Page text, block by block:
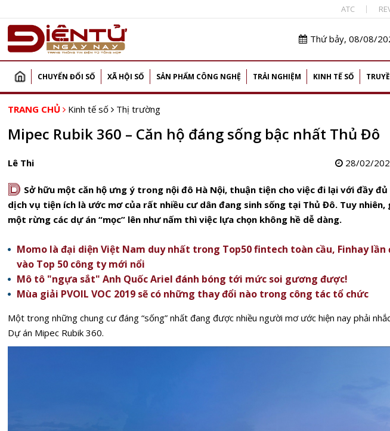
ATC
Thứ bảy, 08/08/
CHUYỂN ĐỔI SỐ XÃ HỘI SỐ SẢN PHẨM CÔNG NGHỆ TRẢI NGHIỆM KINH TẾ SỐ
TRANG CHỦ Kinh tế số Thị trường
Mipec Rubik 360 – Căn hộ đáng sống bậc nhất Thủ Đô
Lê Thi 28/02/
D Sở hữu một căn hộ ưng ý trong nội đô Hà Nội, thuận tiện cho việc đi lại với đầy đủ
dịch vụ tiện ích là ước mơ của rất nhiều cư dân đang sinh sống tại Thủ Đô. Tuy nhiên,
một rừng các dự án “mọc” lên như nấm thì việc lựa chọn không hề dễ dàng.
Momo là đại diện Việt Nam duy nhất trong Top50 fintech toàn cầu, Finhay lần
vào Top 50 công ty mới nổi
Mô tô "ngựa sắt" Anh Quốc Ariel đánh bóng tới mức soi gương được!
Mùa giải PVOIL VOC 2019 sẽ có những thay đổi nào trong công tác tổ chức
Một trong những chung cư đáng “sống” nhất đang được nhiều người mơ ước hiện nay phải
Dự án Mipec Rubik 360.